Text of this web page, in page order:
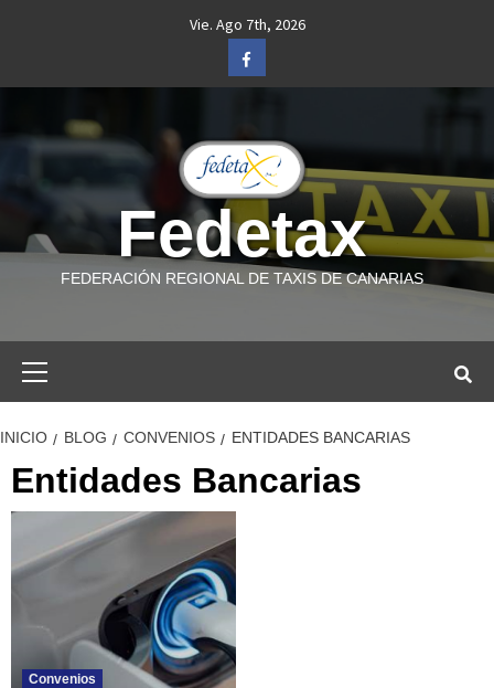
Vie. Ago 7th, 2026
Facebook
Fedetax
FEDERACIÓN REGIONAL DE TAXIS DE CANARIAS
INICIO BLOG CONVENIOS ENTIDADES BANCARIAS
Entidades Bancarias
Convenios